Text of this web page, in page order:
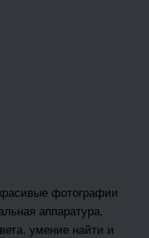
фотографии
аппаратура,
умение найти и